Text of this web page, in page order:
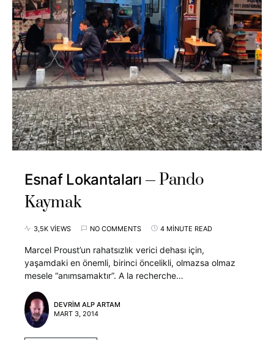
Esnaf Lokantaları
Pando
Kaymak
3,5K VIEWS NO COMMENTS 4 MINUTE READ
Marcel Proust’un rahatsızlık verici dehası için,
yaşamdaki en önemli, birinci öncelikli, olmazsa olmaz
mesele “anımsamaktır”. A la recherche…
DEVRIM ALP ARTAM
MART 3, 2014